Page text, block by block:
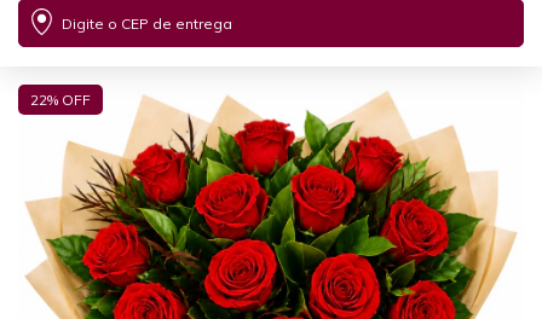
Digite o CEP de entrega
22% OFF